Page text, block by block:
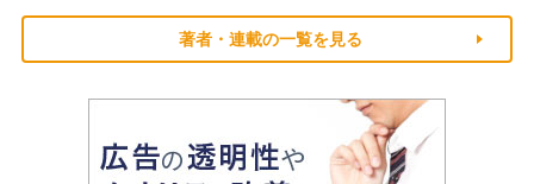
著者・連載の一覧を見る